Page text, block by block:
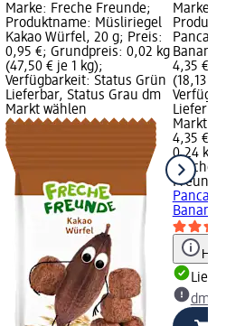
Marke: Freche Freunde;
Produktname: Müsliriegel
Kakao Würfel, 20 g; Preis:
0,95 €; Grundpreis: 0,02 kg
(47,50 € je 1 kg);
Verfügbarkeit: Status Grün
Lieferbar, Status Grau dm
Markt wählen
Marke:
4,35 €;
(18,13 €
Markt
4,35 €
0,24 kg
Freche
Freunde
Banane,
dm